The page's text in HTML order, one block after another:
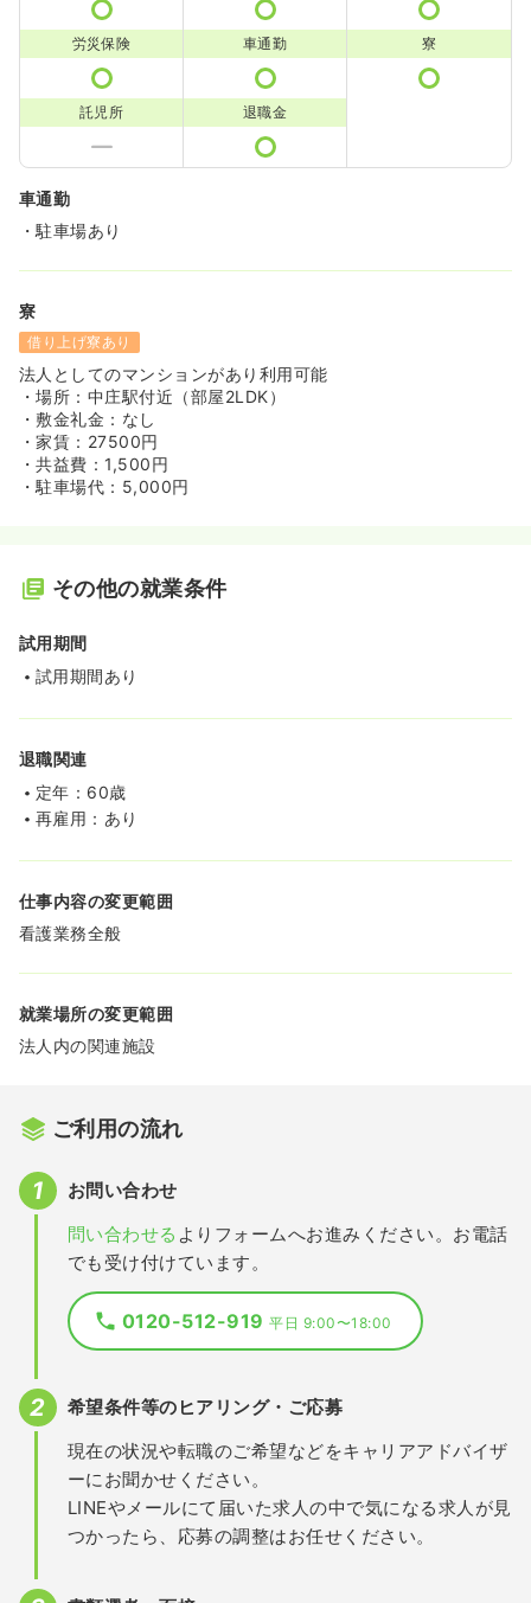
労災保険 車通勤 寮
託児所 退職金
車通勤
・駐車場あり
寮
借り上げ寮あり
法人としてのマンションがあり利用可能
・場所：中庄駅付近（部屋2LDK）
・敷金礼金：なし
・家賃：27500円
・共益費：1,500円
・駐車場代：5,000円
その他の就業条件
試用期間
試用期間あり
退職関連
定年：60歳
再雇用：あり
仕事内容の変更範囲
看護業務全般
就業場所の変更範囲
法人内の関連施設
ご利用の流れ
お問い合わせ
問い合わせる よりフォームへお進みください。お電話
でも受け付けています。
0120-512-919平日 9:00〜18:00
希望条件等のヒアリング・ご応募
現在の状況や転職のご希望などをキャリアアドバイザ
ーにお聞かせください。
LINEやメールにて届いた求人の中で気になる求人が見
つかったら、応募の調整はお任せください。